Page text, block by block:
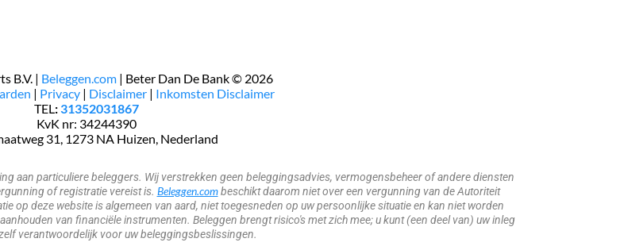
B.V. | Beleggen.com| Beter Dan De Bank © 2026
| Privacy | Disclaimer | Inkomsten Disclaimer
TEL : 31352031867
KvK nr: 34244390
31, 1273 NA Huizen, Nederland
aan particuliere beleggers. Wij verstrekken geen beleggingsadvies, vermogensbeheer of andere diensten
of registratie vereist is. Beleggen.combeschikt daarom niet over een vergunning van de Autoriteit
op deze website is algemeen van aard, niet toegesneden op uw persoonlijke situatie en kan niet worden
van financiële instrumenten. Beleggen brengt risico's met zich mee; u kunt (een deel van) uw inleg
verantwoordelijk voor uw beleggingsbeslissingen.